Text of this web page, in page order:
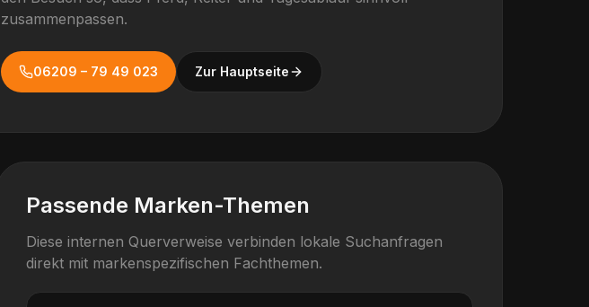
zusammenpassen.
06209 – 79 49 023 Zur Hauptseite
Passende Marken-Themen
Diese internen Querverweise verbinden lokale Suchanfragen
direkt mit markenspezifischen Fachthemen.